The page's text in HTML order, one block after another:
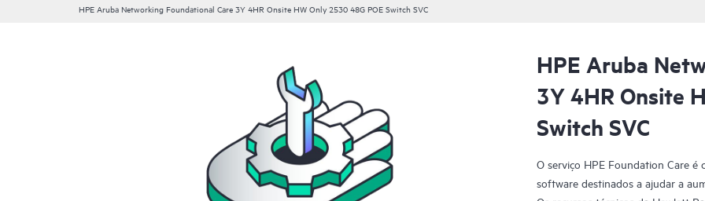
HPE Aruba Networking Foundational Care 3Y 4HR Onsite HW Only 2530 48G POE Switch SVC
HPE Aruba
3Y 4HR Onsite
Switch SVC
O serviço HPE Foundation Care
software destinados a ajudar a